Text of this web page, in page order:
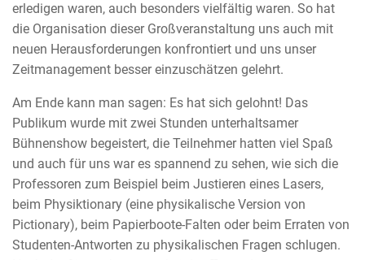
erledigen waren, auch besonders vielfältig waren. So hat
die Organisation dieser Großveranstaltung uns auch mit
neuen Herausforderungen konfrontiert und uns unser
Zeitmanagement besser einzuschätzen gelehrt.
Am Ende kann man sagen: Es hat sich gelohnt! Das
Publikum wurde mit zwei Stunden unterhaltsamer
Bühnenshow begeistert, die Teilnehmer hatten viel Spaß
und auch für uns war es spannend zu sehen, wie sich die
Professoren zum Beispiel beim Justieren eines Lasers,
beim Physiktionary (eine physikalische Version von
Pictionary), beim Papierboote-Falten oder beim Erraten von
Studenten-Antworten zu physikalischen Fragen schlugen.